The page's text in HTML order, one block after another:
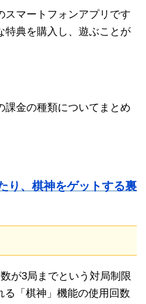
スマートフォンアプリです
特典を購入し、遊ぶことが
課金の種類についてまとめ
り、棋神をゲットする裏
が3局までという対局制限
「棋神」機能の使用回数